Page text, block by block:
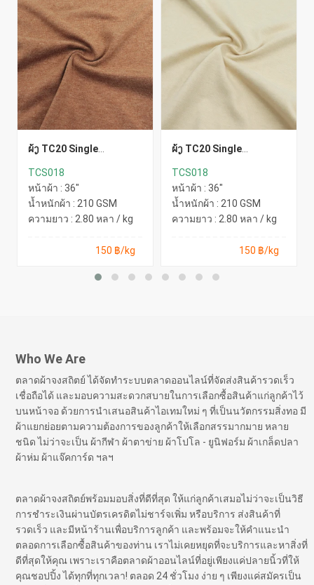
ผ้า TC20 Single
TCS018
หน้าผ้า : 36"
น้ำหนักผ้า : 210 GSM
ความยาว : 2.80 หลา / kg
150 ฿/kg
ผ้า TC20 Single
TCS018
หน้าผ้า : 36"
น้ำหนักผ้า : 210 GSM
ความยาว : 2.80 หลา / kg
150 ฿/kg
Who We Are
ตลาดผ้าจงสถิตย์ ได้จัดทำระบบตลาดออนไลน์ที่จัดส่งสินค้ารวดเร็ว
เชื่อถือได้ และมอบความสะดวกสบายในการเลือกซื้อสินค้าแก่ลูกค้าไว้
บนหน้าจอ ด้วยการนำเสนอสินค้าไอเทมใหม่ ๆ ที่เป็นนวัตกรรมสิ่งทอ มี
ผ้าแยกย่อยตามความต้องการของลูกค้าให้เลือกสรรมากมาย หลาย
ชนิด ไม่ว่าจะเป็น ผ้ากีฬา ผ้าตาข่าย ผ้าโปโล - ยูนิฟอร์ม ผ้าเกล็ดปลา
ผ้าห่ม ผ้าแจ๊คการ์ด ฯลฯ
ตลาดผ้าจงสถิตย์พร้อมมอบสิ่งที่ดีที่สุด ให้แก่ลูกค้าเสมอไม่ว่าจะเป็นวิธี
การชำระเงินผ่านบัตรเครดิตไม่ชาร์จเพิ่ม หรือบริการ ส่งสินค้าที่
รวดเร็ว และมีหน้าร้านเพื่อบริการลูกค้า และพร้อมจะให้คำแนะนำ
ตลอดการเลือกซื้อสินค้าของท่าน เราไม่เคยหยุดที่จะบริการและหาสิ่งที่
ดีที่สุดให้คุณ เพราะเราคือตลาดผ้าออนไลน์ที่อยู่เพียงแค่ปลายนิ้วที่ให้
คุณชอปปิ้ง ได้ทุกที่ทุกเวลา! ตลอด 24 ชั่วโมง ง่าย ๆ เพียงแค่สมัครเป็น